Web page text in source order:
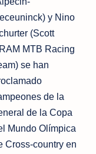
y Nino
(Scott
MTB Racing
se han
de la
de la Copa
Mundo Olímpica
Cross-country en